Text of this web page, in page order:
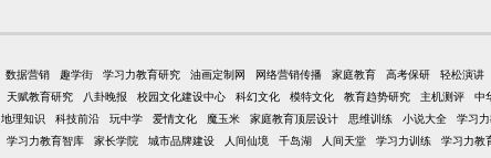
数据营销 趣学街 学习力教育研究 油画定制网 网络营销传播 家庭教育 高考保研 轻松演讲
天赋教育研究 八卦晚报 校园文化建设中心 科幻文化 模特文化 教育趋势研究 主机测评 中
地理知识 科技前沿 玩中学 爱情文化 魔玉米 家庭教育顶层设计 思维训练 小说大全 学习
学习力教育智库 家长学院 城市品牌建设 人间仙境 千岛湖 人间天堂 学习力训练 学习力教